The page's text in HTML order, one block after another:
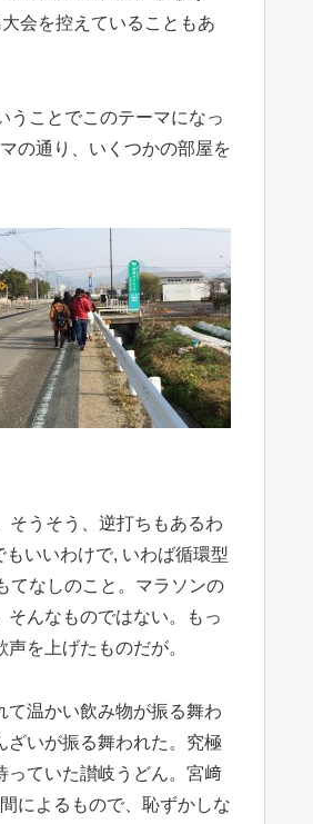
会を控えていることもあ
うことでこのテーマになっ
の通り、いくつかの部屋を
そうそう、逆打ちもあるわ
いいわけで, いわば循環型
てなしのこと。マラソンの
そんなものではない。もっ
を上げたものだが。
て温かい飲み物が振る舞わ
ざいが振る舞われた。究極
っていた讃岐うどん。宮﨑
によるもので、恥ずかしな